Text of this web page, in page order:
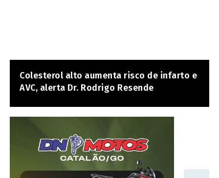
Colesterol alto aumenta risco de infarto e
AVC, alerta Dr. Rodrigo Resende